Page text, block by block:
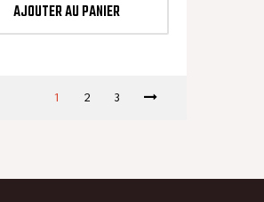
AJOUTER AU PANIER
1 2 3